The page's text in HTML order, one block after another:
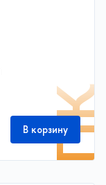
В корзину